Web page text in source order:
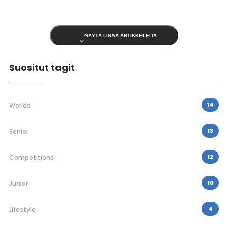
NÄYTÄ LISÄÄ ARTIKKELEITA
Suositut tagit
Worlds 14
Senior 13
Competitions 12
Junior 10
Lifestyle 4